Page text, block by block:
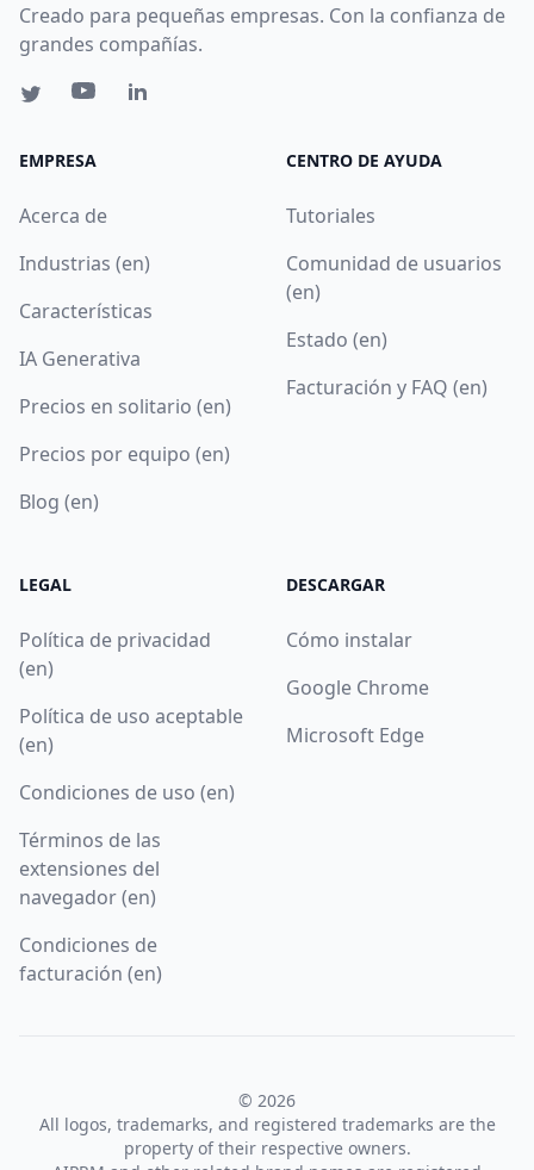
Creado para pequeñas empresas. Con la confianza de
grandes compañías.
EMPRESA
Acerca de
Industrias (en)
Características
IA Generativa
Precios en solitario (en)
Precios por equipo (en)
Blog (en)
CENTRO DE AYUDA
Tutoriales
Comunidad de usuarios
(en)
Estado (en)
Facturación y FAQ (en)
LEGAL
Política de privacidad
(en)
Política de uso aceptable
(en)
Condiciones de uso (en)
Términos de las
extensiones del
navegador (en)
Condiciones de
facturación (en)
DESCARGAR
Cómo instalar
Google Chrome
Microsoft Edge
© 2026
All logos, trademarks, and registered trademarks are the
property of their respective owners.